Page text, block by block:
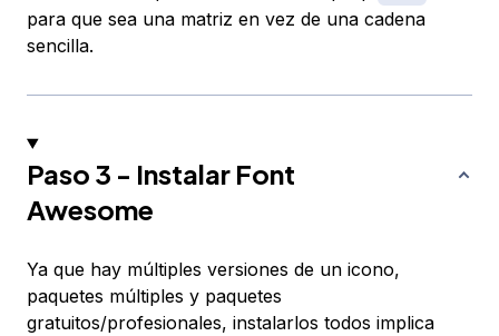
para que sea una matriz en vez de una cadena
sencilla.
Paso 3 - Instalar Font
Awesome
Ya que hay múltiples versiones de un icono,
paquetes múltiples y paquetes
gratuitos/profesionales, instalarlos todos implica